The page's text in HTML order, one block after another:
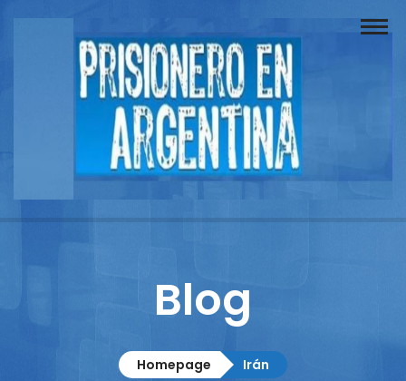
Buscador
Documentos
Blog
Homepage Irán